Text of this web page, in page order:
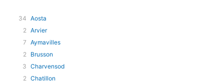
34 Aosta
2 Arvier
7 Aymavilles
2 Brusson
3 Charvensod
2 Chatillon